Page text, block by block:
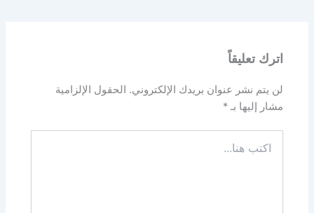
اترك تعليقاً
لن يتم نشر عنوان بريدك الإلكتروني. الحقول الإلزامية
مشار إليها بـ*
هنا...